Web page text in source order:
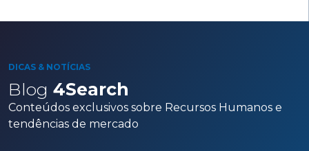
DICAS & NOTÍCIAS
Blog 4Search
Conteúdos exclusivos sobre Recursos Humanos e
tendências de mercado